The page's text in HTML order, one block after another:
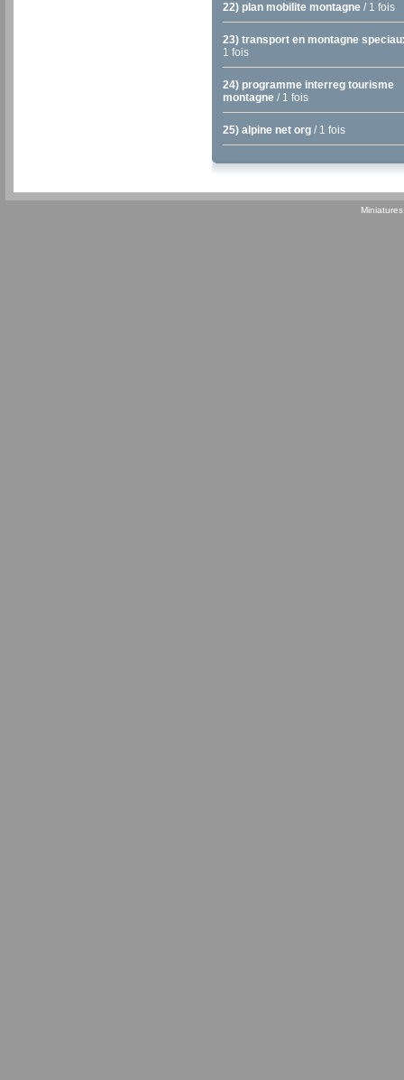
22) plan mobilite montagne / 1 fois
23) transport en montagne
1 fois
24) programme interreg tourisme
montagne / 1 fois
25) alpine net org / 1 fois